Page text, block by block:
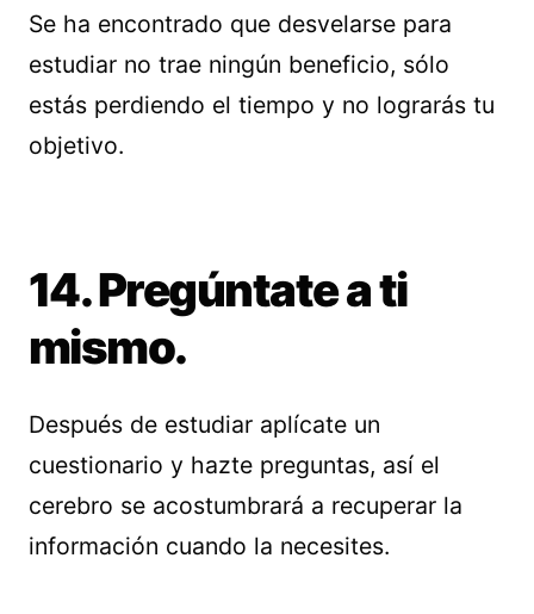
Se ha encontrado que desvelarse para
estudiar no trae ningún beneficio, sólo
estás perdiendo el tiempo y no lograrás tu
objetivo.
14. Pregúntate a ti
mismo.
Después de estudiar aplícate un
cuestionario y hazte preguntas, así el
cerebro se acostumbrará a recuperar la
información cuando la necesites.